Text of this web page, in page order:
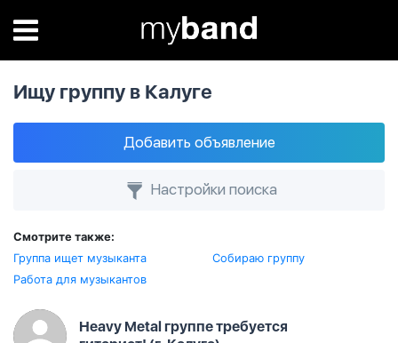
Ищу группу в Калуге
Добавить объявление
Настройки поиска
Смотрите также:
Группа ищет музыканта
Собираю группу
Работа для музыкантов
Heavy Metal группе требуется